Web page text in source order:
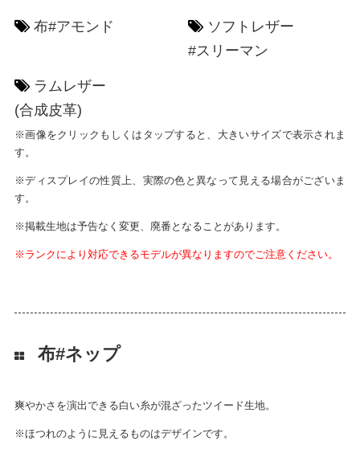
布#アモンド
ソフトレザー
#スリーマン
ラムレザー
(合成皮革)
※画像をクリックもしくはタップすると、大きいサイズで表示されま
す。
※ディスプレイの性質上、実際の色と異なって見える場合がございま
す。
※掲載生地は予告なく変更、廃番となることがあります。
※ランクにより対応できるモデルが異なりますのでご注意ください。
布#ネップ
爽やかさを演出できる白い糸が混ざったツイード生地。
※ほつれのように見えるものはデザインです。